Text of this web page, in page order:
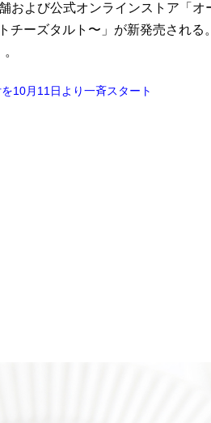
および公式オンラインストア「
チーズタルト〜」が新発売され
10月11日より一斉スタート